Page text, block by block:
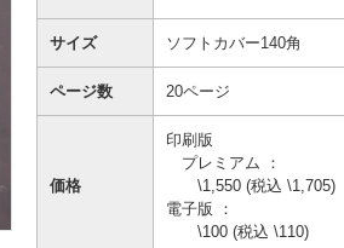
サイズ ソフトカバー140角
ページ数 20ページ
価格
印刷版
プレミアム ：
\1,550 (税込 \1,705)
電子版 ：
\100 (税込 \110)